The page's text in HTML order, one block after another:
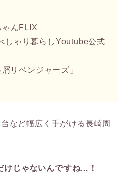
んFLIX
しゃり暮らしYoutube公式
リベンジャーズ」
など幅広く手がける長崎周
じゃないんですね…！